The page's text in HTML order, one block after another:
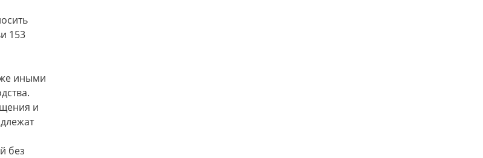
153
иными
и
без